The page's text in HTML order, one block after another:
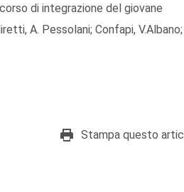
di integrazione del giovane
A. Pessolani; Confapi, V.Albano;
Stampa questo